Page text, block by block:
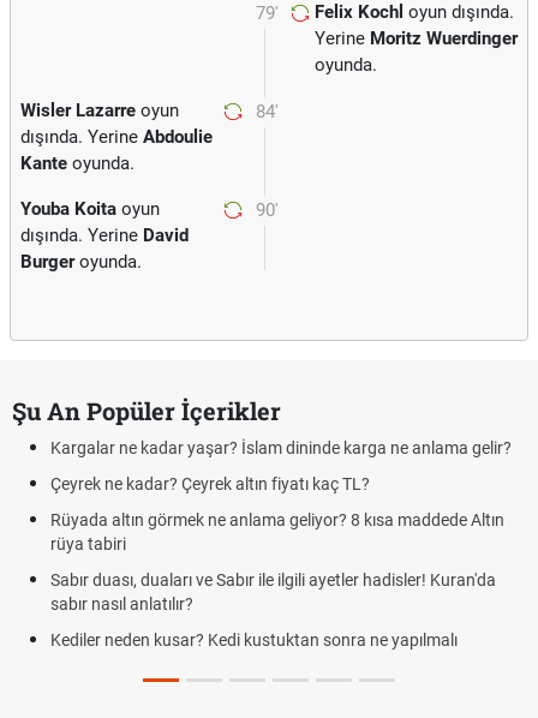
79' Felix Kochl oyun dışında.
Yerine Moritz Wuerdinger
oyunda.
84'
Wisler Lazarre oyun
dışında. Yerine Abdoulie
Kante oyunda.
90'
Youba Koita oyun
dışında. Yerine David
Burgeroyunda.
Şu An Popüler İçerikler
Kargalar ne kadar yaşar? İslam dininde karga ne anlama gelir?
Çeyrek ne kadar? Çeyrek altın fiyatı kaç TL?
Rüyada altın görmek ne anlama geliyor? 8 kısa maddede Altın
rüya tabiri
Sabır duası, duaları ve Sabır ile ilgili ayetler hadisler! Kuran'da
sabır nasıl anlatılır?
Kediler neden kusar? Kedi kustuktan sonra ne yapılmalı